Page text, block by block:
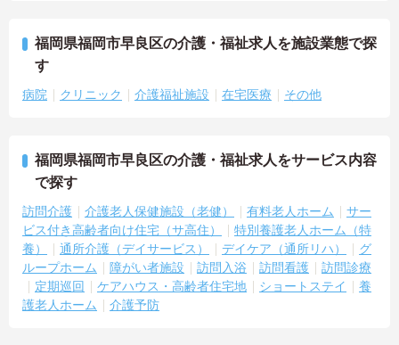
福岡県福岡市早良区の介護・福祉求人を施設業態で探
す
病院 クリニック 介護福祉施設 在宅医療 その他
福岡県福岡市早良区の介護・福祉求人をサービス内容
で探す
訪問介護 介護老人保健施設（老健） 有料老人ホーム
サー
ビス付き高齢者向け住宅（サ高住）
特別養護老人ホーム（特
養）
通所介護（デイサービス） デイケア（通所リハ）
グ
ループホーム
障がい者施設 訪問入浴 訪問看護
訪問診療
定期巡回
ケアハウス・高齢者住宅地 ショートステイ
養
護老人ホーム
介護予防